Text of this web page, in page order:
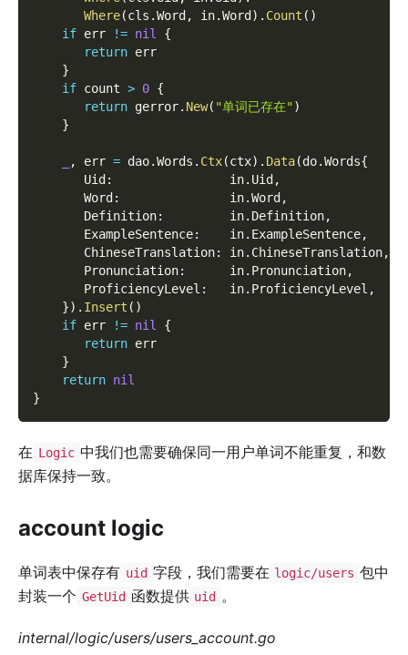
Where(cls .Word , in.Word ) . Count ( )
if err != nil
{
return err
}
if count > 0 {
return gerror. New( "单词已存在")
}
, err = dao.Words . Ctx(ctx) . Data(do.Words{
       Uid
:
                in
. Uid ,
       Word
:
               in
.Word ,
       Definition
:
         in
. Definition,
       ExampleSentence
:
    in
. ExampleSentence,
       ChineseTranslation
: in. ChineseTranslation,
       Pronunciation
:
      in
. Pronunciation,
       ProficiencyLevel
:
   in
. ProficiencyLevel ,
}) . Insert ( )
if err != nil
{
return err
}
return nil
}
在 Logic 中我们也需要确保同一用户单词不能重复，和数
据库保持一致。
account logic
单词表中保存有 uid 字段，我们需要在 logic/users 包中
封装一个 GetUid 函数提供 uid 。
internal/logic/users/users_account.go